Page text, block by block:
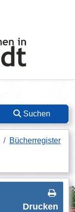
Suchen
Bücherregister
Drucken